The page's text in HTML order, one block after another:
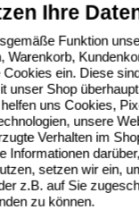
Ihre
Funktion
Warenkorb,
Cookies ein. Diese
unser Shop
uns Cookies,
unsere
Verhalten im
Informationen
setzen wir ein,
z.B. auf Sie
zu können.